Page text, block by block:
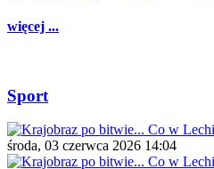
więcej ...
Sport
środa, 03 czerwca 2026 14:04